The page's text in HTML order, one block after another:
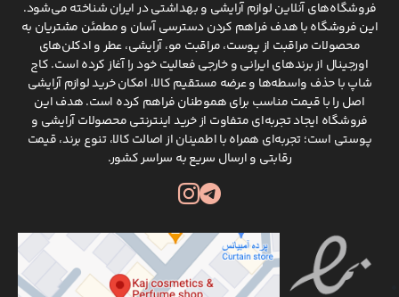
فروشگاه‌های آنلاین لوازم آرایشی و بهداشتی در ایران شناخته می‌شود.
این فروشگاه با هدف فراهم کردن دسترسی آسان و مطمئن مشتریان به
محصولات مراقبت از پوست، مراقبت مو، آرایشی، عطر و ادکلن‌های
اورجینال از برندهای ایرانی و خارجی فعالیت خود را آغاز کرده است. کاج
شاپ با حذف واسطه‌ها و عرضه مستقیم کالا، امکان خرید لوازم آرایشی
اصل را با قیمت مناسب برای هموطنان فراهم کرده است. هدف این
فروشگاه ایجاد تجربه‌ای متفاوت از خرید اینترنتی محصولات آرایشی و
پوستی است؛ تجربه‌ای همراه با اطمینان از اصالت کالا، تنوع برند، قیمت
رقابتی و ارسال سریع به سراسر کشور.